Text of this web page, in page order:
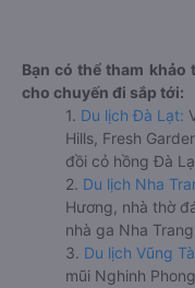
Bạn có thể tham khảo
cho chuyến đi sắp tới:
1. Du lịch Đà Lạt:
Hills, Fresh
đồi cỏ hồng Đà
2. Du lịch Nha
Hương, nhà thờ
nhà ga Nha
3. Du lịch Vũng
mũi Nghinh